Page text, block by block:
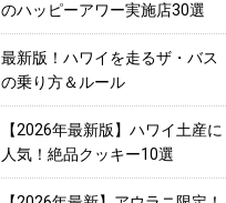
のハッピーアワー実施店30選
最新版！ハワイを走るザ・バス
の乗り方＆ルール
【2026年最新版】ハワイ土産に
人気！絶品クッキー10選